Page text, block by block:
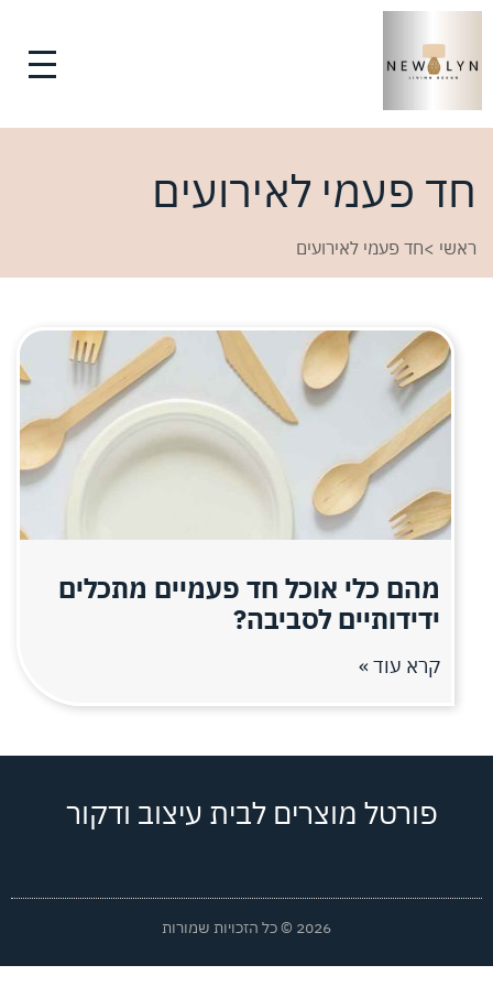
חד פעמי לאירועים
ראשי >חד פעמי לאירועים
מהם כלי אוכל חד פעמיים מתכלים
ידידותיים לסביבה?
קרא עוד »
פורטל מוצרים לבית עיצוב ודקור
2026 © כל הזכויות שמורות